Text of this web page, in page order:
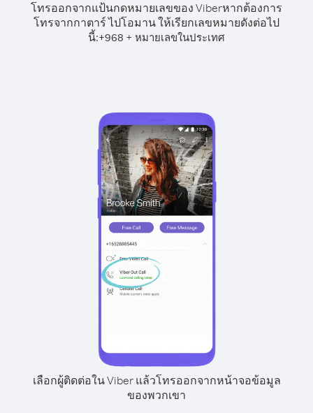
โทรออกจากแป้นกดหมายเลขของ Viberหากต้องการ
โทรจากกาตาร์ ไปโอมาน ให้เรียกเลขหมายดังต่อไป
นี้:+968 + หมายเลขในประเทศ
เลือกผู้ติดต่อใน Viber แล้วโทรออกจากหน้าจอข้อมูล
ของพวกเขา